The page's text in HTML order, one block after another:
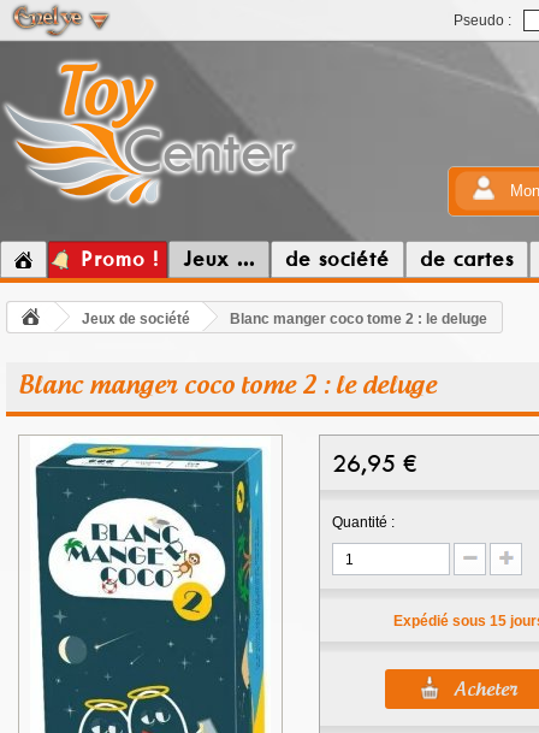
Pseudo :
Promo ! Jeux ... de société de cartes
Jeux de société Blanc manger coco tome 2 : le deluge
Blanc manger coco tome 2 : le deluge
26,95 €
Quantité :
Expédié sous 15